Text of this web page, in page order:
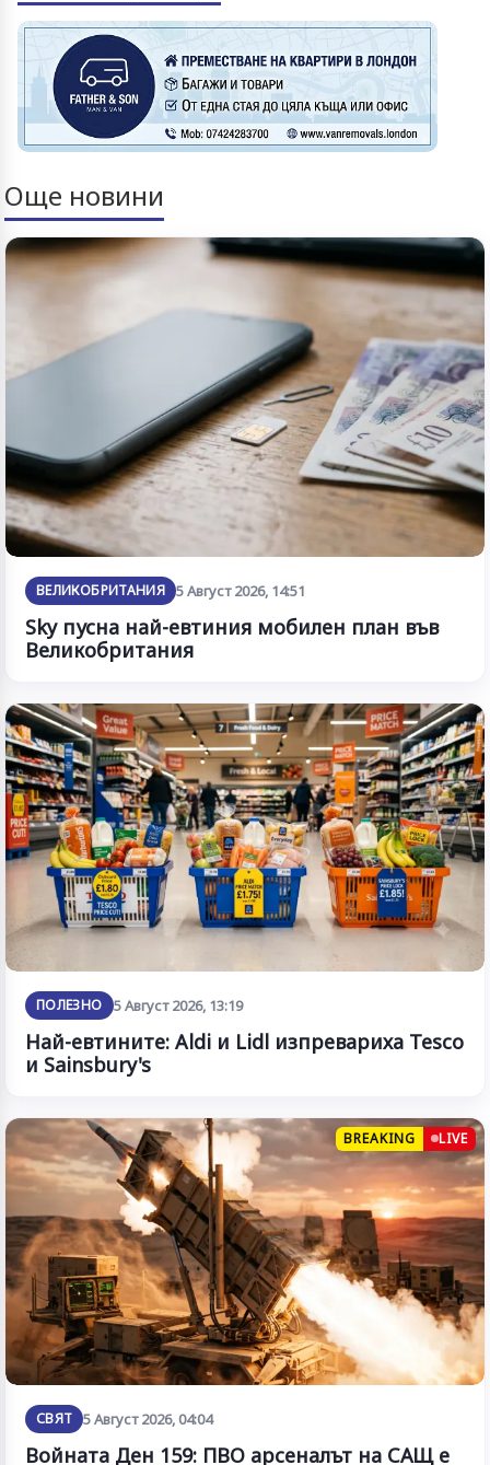
Още новини
ВЕЛИКОБРИТАНИЯ 5 Август 2026, 14:51
Sky пусна най-евтиния мобилен план във
Великобритания
ПОЛЕЗНО 5 Август 2026, 13:19
Най-евтините: Aldi и Lidl изпревариха Tesco
и Sainsbury's
BREAKING LIVE
СВЯТ 5 Август 2026, 04:04
Войната Ден 159: ПВО арсеналът на САЩ е